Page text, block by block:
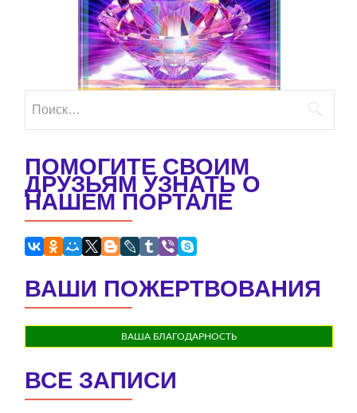
ПОМОГИТЕ СВОИМ
ДРУЗЬЯМ УЗНАТЬ О
НАШЕМ ПОРТАЛЕ
ВАШИ ПОЖЕРТВОВАНИЯ
ВАША БЛАГОДАРНОСТЬ
ВСЕ ЗАПИСИ